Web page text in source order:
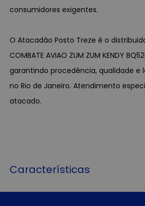
consumidores exigentes.
O Atacadão Posto Treze é o
COMBATE AVIAO ZUM ZUM KENDY
garantindo procedência, qualidade e
no Rio de Janeiro. Atendimento
atacado.
Características